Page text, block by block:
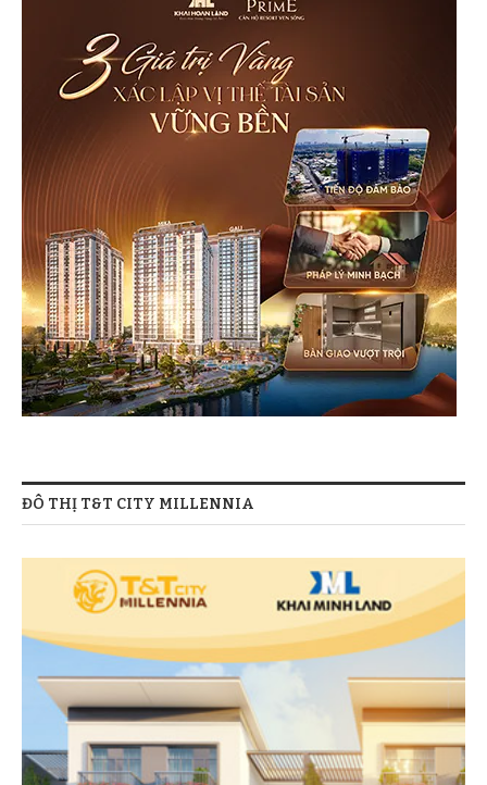
ĐÔ THỊ T&T CITY MILLENNIA